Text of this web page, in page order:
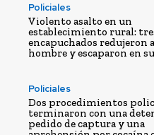
Policiales
Violento asalto en un
establecimiento rural:
encapuchados redujeron
hombre y escaparon en
Policiales
Dos procedimientos
terminaron con una
pedido de captura y una